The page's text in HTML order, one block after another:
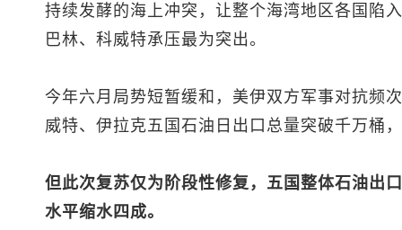
持续发酵的海上冲突，让整个海湾地区各国陷
巴林、科威特承压最为突出。
今年六月局势短暂缓和，美伊双方军事对抗频
威特、伊拉克五国石油日出口总量突破千万桶
但此次复苏仅为阶段性修复，五国整体石油出
水平缩水四成。